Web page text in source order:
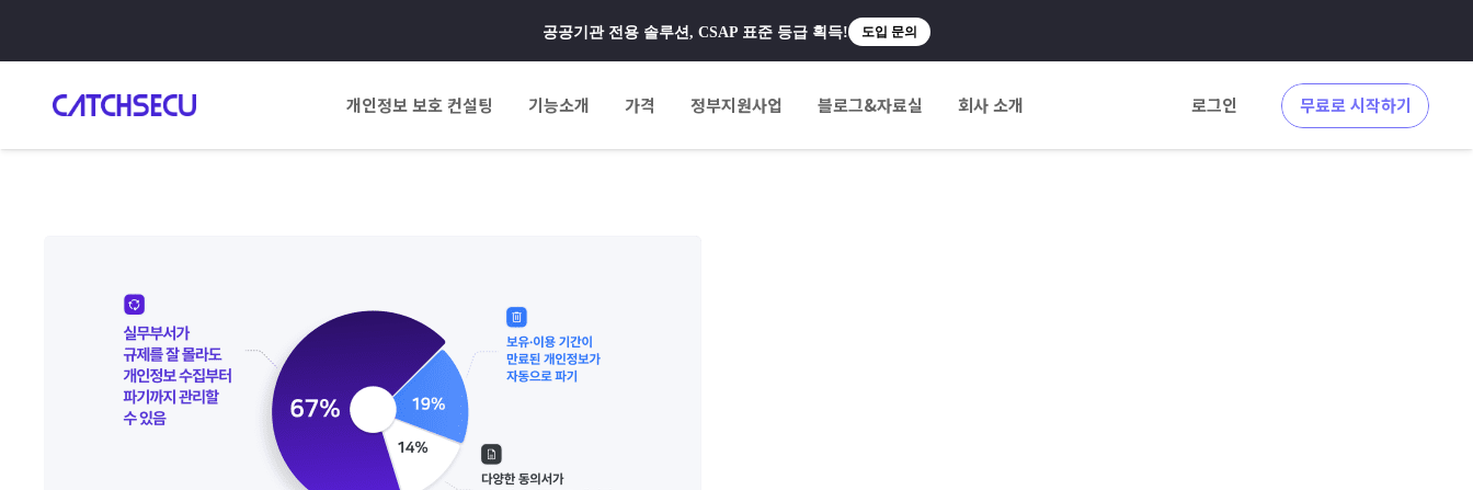
공공기관 전용 솔루션, CSAP 표준 등급 획득! 도입 문의
개인정보 보호 컨설팅 기능소개 가격 정부지원사업 블로그&자료실 회사 소개 로그인 무료로 시작하기